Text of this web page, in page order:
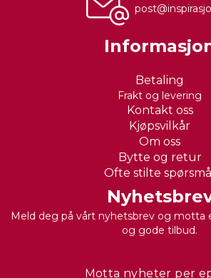
Betaling
Frakt og levering
Kontakt oss
Kjøpsvilkår
Om oss
Bytte og retur
Ofte stilte spørsmål
Meld deg på vårt nyhetsbrev og motta
og gode tilbud.
Motta nyheter per